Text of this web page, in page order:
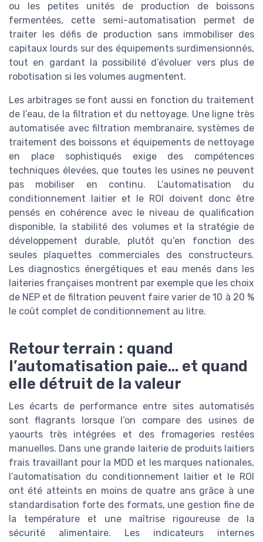
ou les petites unités de production de boissons
fermentées, cette semi-automatisation permet de
traiter les défis de production sans immobiliser des
capitaux lourds sur des équipements surdimensionnés,
tout en gardant la possibilité d’évoluer vers plus de
robotisation si les volumes augmentent.
Les arbitrages se font aussi en fonction du traitement
de l’eau, de la filtration et du nettoyage. Une ligne très
automatisée avec filtration membranaire, systèmes de
traitement des boissons et équipements de nettoyage
en place sophistiqués exige des compétences
techniques élevées, que toutes les usines ne peuvent
pas mobiliser en continu. L’automatisation du
conditionnement laitier et le ROI doivent donc être
pensés en cohérence avec le niveau de qualification
disponible, la stabilité des volumes et la stratégie de
développement durable, plutôt qu’en fonction des
seules plaquettes commerciales des constructeurs.
Les diagnostics énergétiques et eau menés dans les
laiteries françaises montrent par exemple que les choix
de NEP et de filtration peuvent faire varier de 10 à 20 %
le coût complet de conditionnement au litre.
Retour terrain : quand
l’automatisation paie… et quand
elle détruit de la valeur
Les écarts de performance entre sites automatisés
sont flagrants lorsque l’on compare des usines de
yaourts très intégrées et des fromageries restées
manuelles. Dans une grande laiterie de produits laitiers
frais travaillant pour la MDD et les marques nationales,
l’automatisation du conditionnement laitier et le ROI
ont été atteints en moins de quatre ans grâce à une
standardisation forte des formats, une gestion fine de
la température et une maîtrise rigoureuse de la
sécurité alimentaire. Les indicateurs internes